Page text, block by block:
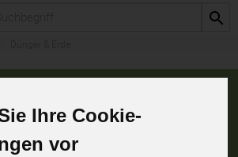
Ihre Cookie-
vor
& Erde 4 von 1242